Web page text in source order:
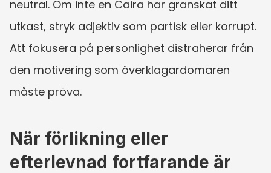
neutral. Om inte en Caira har granskat ditt
utkast, stryk adjektiv som partisk eller korrupt.
Att fokusera på personlighet distraherar från
den motivering som överklagardomaren
måste pröva.
När förlikning eller
efterlevnad fortfarande är